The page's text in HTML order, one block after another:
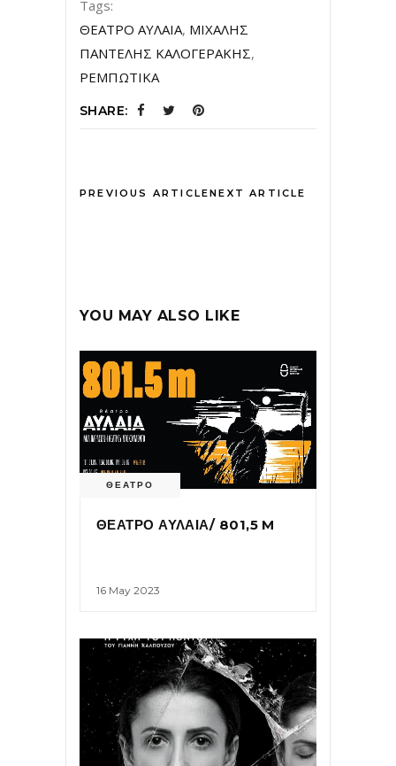
Tags:
ΘΕΑΤΡΟ ΑΥΛΑΙΑ, ΜΙΧΑΛΗΣ
ΠΑΝΤΕΛΗΣ ΚΑΛΟΓΕΡΑΚΗΣ,
ΡΕΜΠΩΤΙΚΑ
SHARE:
PREVIOUS ARTICLENEXT ARTICLE
YOU MAY ALSO LIKE
ΘΕΑΤΡΟ
ΘΕΑΤΡΟ ΑΥΛΑΙΑ/ 801,5 M
16 May 2023